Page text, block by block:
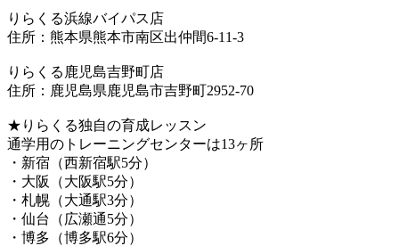
りらくる浜線バイパス店
住所：熊本県熊本市南区出仲間6-11-3
りらくる鹿児島吉野町店
住所：鹿児島県鹿児島市吉野町2952-70
★りらくる独自の育成レッスン
通学用のトレーニングセンターは13ヶ所
・新宿（西新宿駅5分）
・大阪（大阪駅5分）
・札幌（大通駅3分）
・仙台（広瀬通5分）
・博多（博多駅6分）